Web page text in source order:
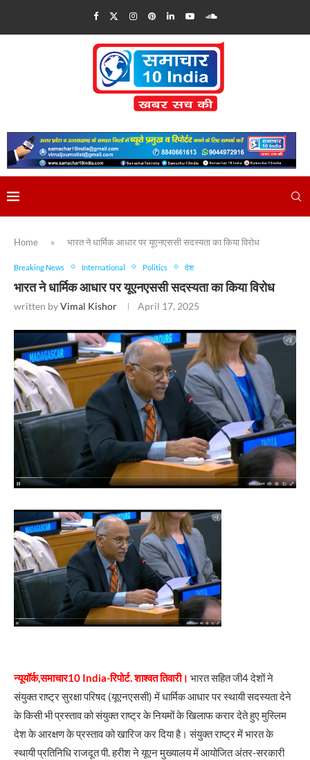
Home » भारत ने धार्मिक आधार पर यूएनएससी सदस्‍यता का किया विरोध
Breaking News International Politics देश
भारत ने धार्मिक आधार पर यूएनएससी सदस्‍यता का किया विरोध
written byVimal Kishor April 17, 2025
न्यूयॉर्क,समाचार10 India-रिपोर्ट. शाश्वत तिवारी। भारत सहित जी4 देशों ने
संयुक्‍त राष्‍ट्र सुरक्षा परिषद (यूएनएससी) में धार्मिक आधार पर स्‍थायी सदस्‍यता देने
के किसी भी प्रस्‍ताव को संयुक्‍त राष्‍ट्र के नियमों के खिलाफ करार देते हुए मुस्लिम
देश के आरक्षण के प्रस्‍ताव को खारिज कर दिया है। संयुक्त राष्ट्र में भारत के
स्थायी प्रतिनिधि राजदूत पी. हरीश ने यूएन मुख्यालय में आयोजित अंतर-सरकारी